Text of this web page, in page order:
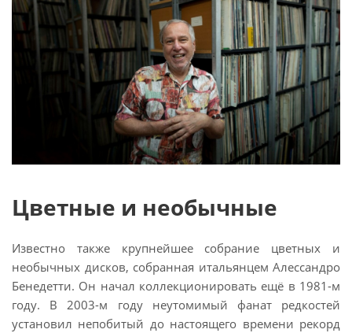
Цветные и необычные
Известно также крупнейшее собрание цветных и
необычных дисков, собранная итальянцем Алессандро
Бенедетти. Он начал коллекционировать ещё в 1981-м
году. В 2003-м году неутомимый фанат редкостей
установил непобитый до настоящего времени рекорд